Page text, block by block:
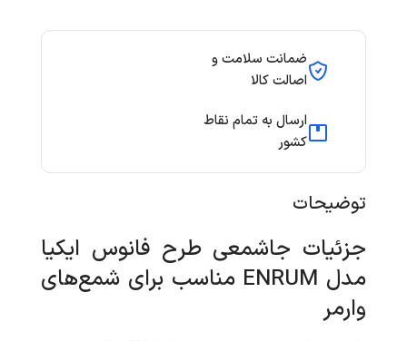
ضمانت سلامت و
اصالت کالا
ارسال به تمام نقاط
کشور
توضیحات
جزئیات جاشمعی طرح فانوس ایکیا
مدل ENRUM مناسب برای شمع‌های
وارمر